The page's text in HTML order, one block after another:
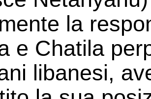
la
e Chatila
libanesi,